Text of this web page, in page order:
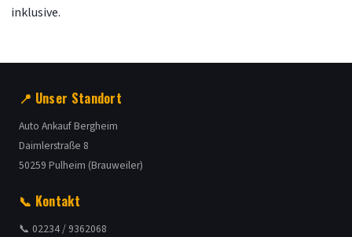
inklusive.
📍 Unser Standort
Auto Ankauf Bergheim
Daimlerstraße 8
50259 Pulheim (Brauweiler)
📞 Kontakt
📞 02234 / 9362068